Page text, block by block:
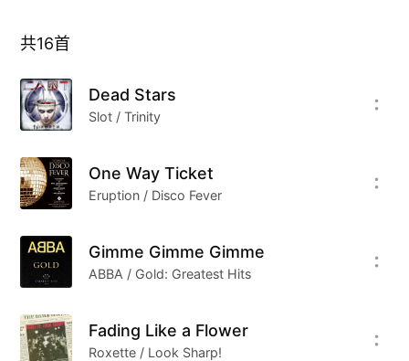
惜。
第一首是我们“现在”的音乐。在爆裂的女声中，你
可以尽情发现那些埋没在心里已久的的压抑，现代
多，有的人将之称为\"都市孤独症\"，从青少年到老
人，从事业成功的白领到普通外来打工仔；在拥挤
际关系日渐淡漠中煎熬着的人们，都面临被\"孤独
综合症\"席卷的危险。我们整天上网聊天，认识的
可以速食了，那还有什么可以值得你去付出精神上
共16首
Dead Stars
Slot / Trinity
One Way Ticket
Eruption / Disco Fever
Gimme Gimme Gimme
ABBA / Gold: Greatest Hits
Fading Like a Flower
Roxette / Look Sharp!